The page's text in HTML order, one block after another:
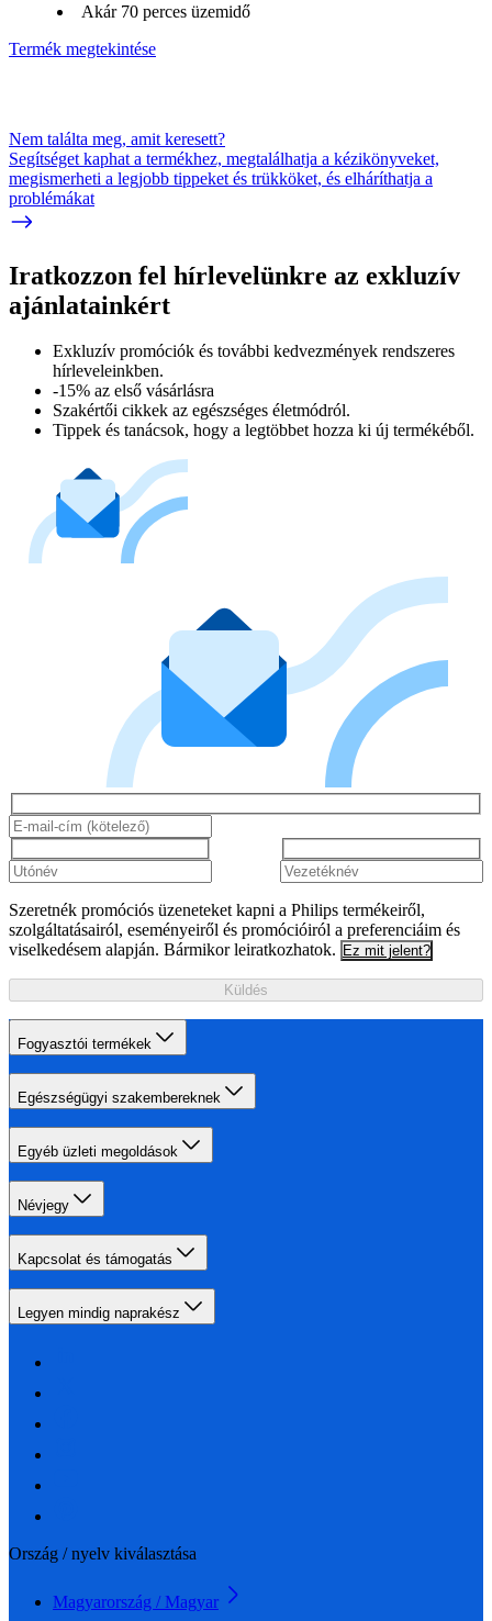
Akár 70 perces üzemidő
Termék megtekintése
Nem találta meg, amit keresett?
Segítséget kaphat a termékhez, megtalálhatja a kézikönyveket,
megismerheti a legjobb tippeket és trükköket, és elháríthatja a
problémákat
Iratkozzon fel hírlevelünkre az exkluzív
ajánlatainkért​
Exkluzív promóciók és további kedvezmények rendszeres
hírleveleinkben.
-15% az első vásárlásra
Szakértői cikkek az egészséges életmódról.
Tippek és tanácsok, hogy a legtöbbet hozza ki új termékéből.
Szeretnék promóciós üzeneteket kapni a Philips termékeiről,
szolgáltatásairól, eseményeiről és promócióiról a preferenciáim és
viselkedésem alapján. Bármikor leiratkozhatok. Ez mit jelent?
Küldés
Fogyasztói termékek
Egészségügyi szakembereknek
Egyéb üzleti megoldások
Névjegy
Kapcsolat és támogatás
Legyen mindig naprakész
Ország / nyelv kiválasztása
Magyarország / Magyar